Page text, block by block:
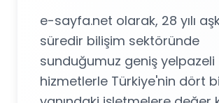
e-sayfa.net olarak, 28 yılı
süredir bilişim sektöründe
sunduğumuz geniş yelpazeli
hizmetlerle Türkiye'nin dört